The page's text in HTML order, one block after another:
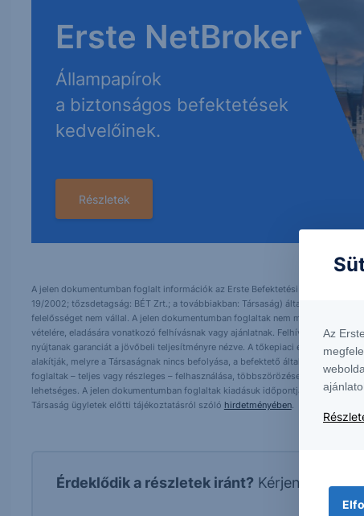
Erste NetBroker
Állampapírok
a biztonságos befektetések
kedvelőinek.
Részletek
A jelen dokumentumban foglalt információk az Erste Befektetési Zrt.
19/2002; tőzsdetagság: BÉT Zrt.; a továbbiakban: Társaság) által hitelesnek
felelősséget nem vállal. A jelen dokumentumban foglaltak nem minősíthetők
vételére, eladására vonatkozó felhívásnak vagy ajánlatnak. Felhívjuk szíves
nyújtanak garanciát a jövőbeli teljesítményre nézve. A tőkepiaci és
alakítják, melyre a Társaságnak nincs befolyása, a befektető által hozott
foglaltak – teljes vagy részleges – felhasználása, többszörözése, publikálása,
lehetséges. A jelen dokumentumban foglaltak kiadásuk időpontjában
Társaság ügyletek előtti tájékoztatásról szóló hirdetményében.
Érdeklődik a részletek iránt? Kérjen
Az